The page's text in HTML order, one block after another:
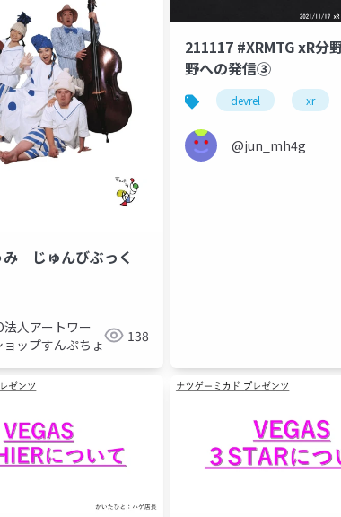
み じゅんびぶっく
法人アートワー
ョップすんぷちょ
138
211117 #XRMTG xR分
野への発信③
devrel xr
@jun_mh4g